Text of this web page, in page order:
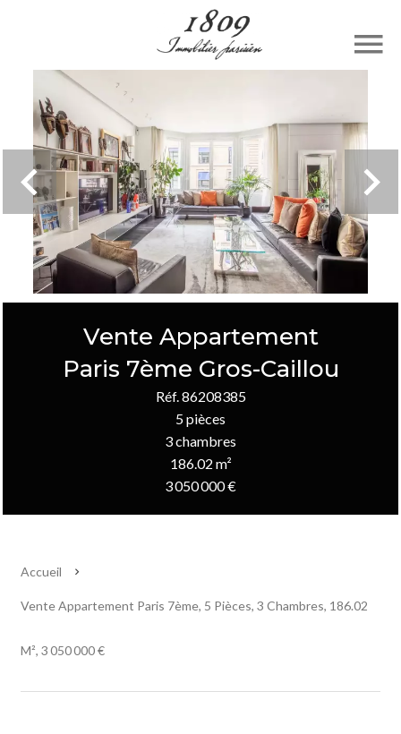
Vente Appartement
Paris 7ème Gros-Caillou
Réf. 86208385
5 pièces
3 chambres
186.02 m²
3 050 000 €
Accueil
Vente Appartement Paris 7ème, 5 Pièces, 3 Chambres, 186.02
M², 3 050 000 €